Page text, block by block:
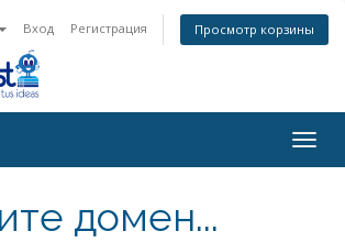
Вход Регистрация Просмотр корзины
домен...